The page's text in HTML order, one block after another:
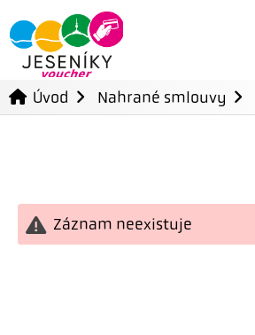
Úvod Nahrané smlouvy
Záznam neexistuje